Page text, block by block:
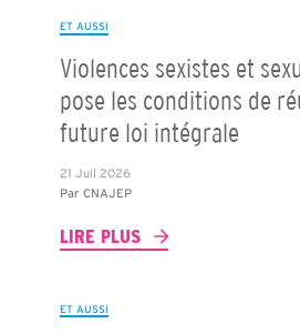
ET AUSSI
Violences sexistes et
pose les conditions de
future loi intégrale
21 Juil 2026
Par CNAJEP
LIRE PLUS
ET AUSSI